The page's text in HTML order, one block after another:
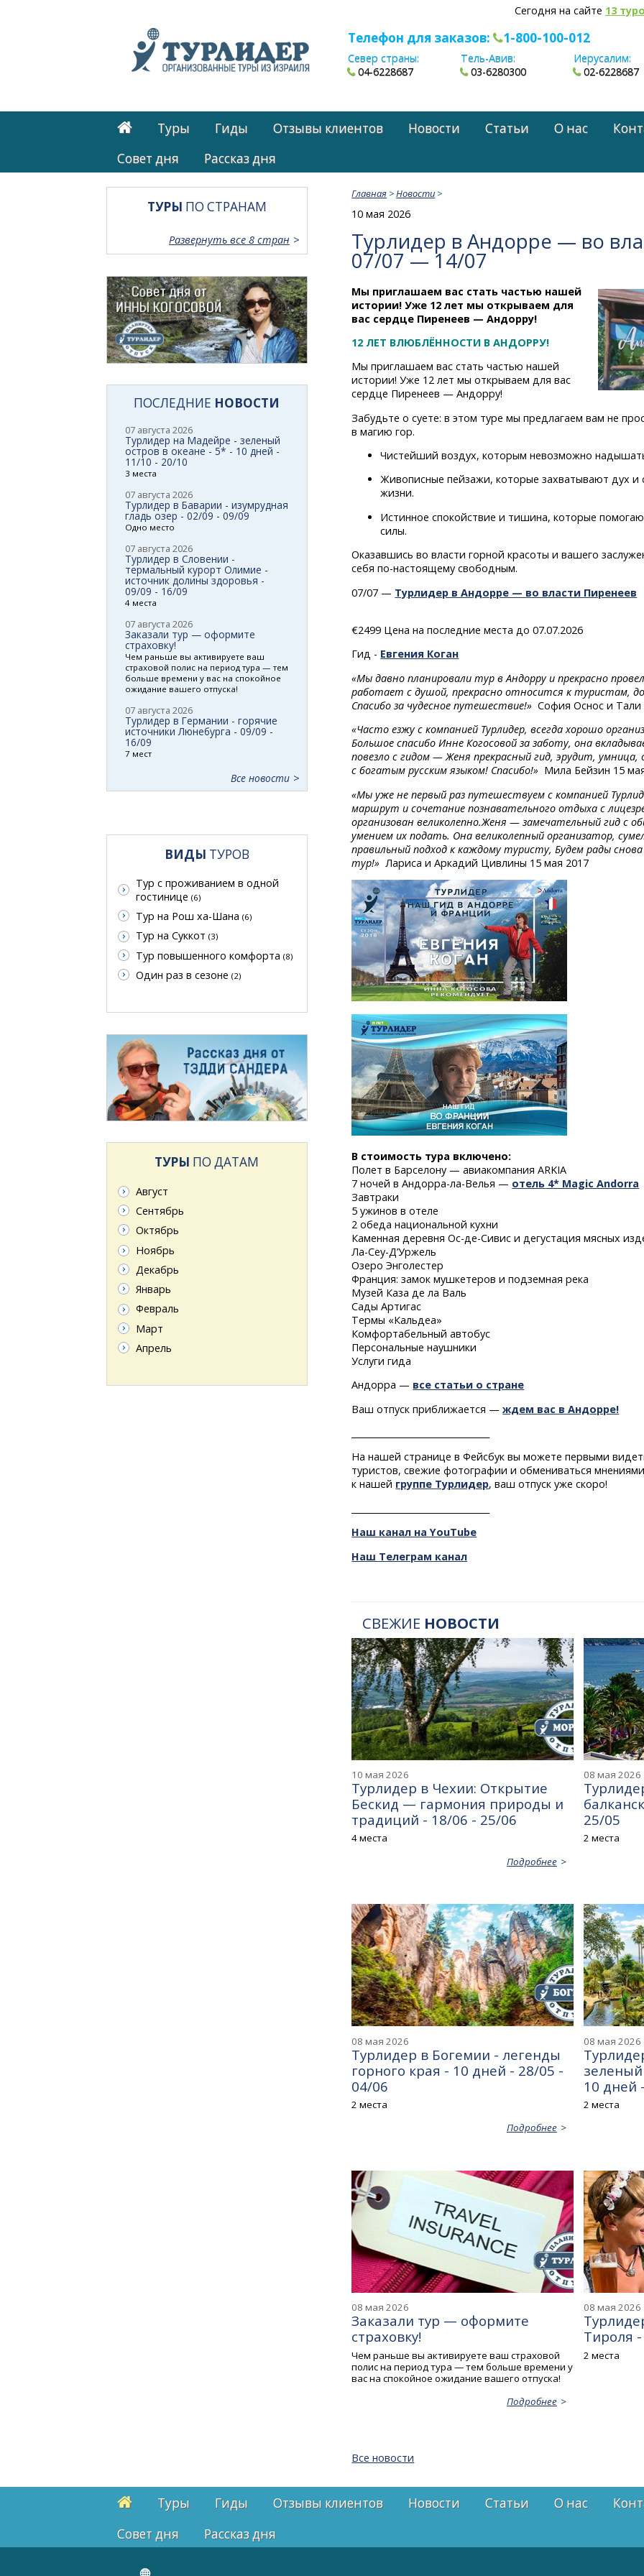
Сегодня на сайте 13
Телефон для заказов: 1-800-100-012
Север страны:
04-6228687
Тель-Авив:
03-6280300
Иерусалим:
02-6228687
Туры Гиды Отзывы клиентов Новости Статьи О нас
Cовет дня
Рассказ дня
Главная >Новости >
10 мая 2026
Турлидер в Андорре — во
07/07 — 14/07
Мы приглашаем вас стать частью нашей
истории! Уже 12 лет мы открываем для
вас сердце Пиренеев — Андорру!
12 ЛЕТ ВЛЮБЛЁННОСТИ В АНДОРРУ!
Мы приглашаем вас стать частью нашей
истории! Уже 12 лет мы открываем для вас
сердце Пиренеев — Андорру!
Забудьте о суете: в этом туре мы предлагаем вам не
в магию гор.
Чистейший воздух, которым невозможно
Живописные пейзажи, которые захватывают дух
жизни.
Истинное спокойствие и тишина, которые
силы.
Оказавшись во власти горной красоты и вашего
себяпо-настоящему свободным.
07/07 — Турлидер в Андорре — во власти Пиренеев
€2499 Цена на последние места до 07.07.2026
Гид - Евгения Коган
«Мы давно планировали тур в Андорру и прекрасно
работает с душой, прекрасно относится к туристам,
Спасибо за чудесное путешествие!» София Оснос и
«Часто езжу с компанией Турлидер, всегда хорошо
Большое спасибо Инне Когосовой за заботу, она
повезло с гидом — Женя прекрасный гид, эрудит, умница,
с богатым русским языком! Спасибо!» Мила Бейзин 15
«Мы уже не первый раз путешествуем с компанией
маршрут и сочетание познавательного отдыха с
организован великолепно.Женя — замечательный гид с
умением их подать. Она великолепный организатор,
правильный подход к каждому туристу, Будем рады
тур!» Лариса и Аркадий Цивлины 15 мая 2017
В стоимость тура включено:
Полет в Барселону — авиакомпания ARKIA
7 ночейв Андорра-ла-Велья — отель 4* Magic Andorra
Завтраки
5 ужинов в отеле
2 обеда национальной кухни
Каменная деревняОс-де-Сивис и дегустация мясных
Ла-Сеу-Д’Уржель
Озеро Энголестер
Франция: замок мушкетеров и подземная река
Музей Каза де ла Валь
Сады Артигас
Термы «Кальдеа»
Комфортабельный автобус
Персональные наушники
Услуги гида
Андорра — все статьи о стране
Ваш отпуск приближается —ждем вас в Андорре!
На нашей странице в Фейсбук вы можете первыми
туристов, свежие фотографии и обмениваться
к нашей группе Турлидер, ваш отпуск уже скоро!
Наш канал на YouTube
Наш Телеграм канал
СВЕЖИЕ НОВОСТИ
10 мая 2026
Турлидер в Чехии: Открытие
Бескид — гармония природы и
традиций - 18/06 - 25/06
4 места
Подробнее
08 мая 2026
25/05
2 места
08 мая 2026
Турлидер в Богемии - легенды
горного края - 10 дней - 28/05 -
04/06
2 места
Подробнее
08 мая 2026
10 дней
2 места
08 мая 2026
Заказали тур — оформите
страховку!
Чем раньше вы активируете ваш страховой
полис на период тура — тем больше времени у
вас на спокойное ожидание вашего отпуска!
Подробнее
08 мая 2026
Тироля
2 места
Все новости
ТУРЫ ПО СТРАНАМ
Развернуть все 8 стран
ПОСЛЕДНИЕ НОВОСТИ
07 августа 2026
Турлидер на Мадейре - зеленый
остров в океане - 5* - 10 дней -
11/10 - 20/10
3 места
07 августа 2026
Турлидер в Баварии - изумрудная
гладь озер - 02/09 - 09/09
Одно место
07 августа 2026
Турлидер в Словении -
термальный курорт Олимие -
источник долины здоровья -
09/09 - 16/09
4 места
07 августа 2026
Заказали тур — оформите
страховку!
Чем раньше вы активируете ваш
страховой полис на период тура — тем
больше времени у вас на спокойное
ожидание вашего отпуска!
07 августа 2026
Турлидер в Германии - горячие
источники Люнебурга - 09/09 -
16/09
7 мест
Все новости
ВИДЫ ТУРОВ
Тур с проживанием в одной
гостинице (6)
Тур на Рош ха-Шана (6)
Тур на Суккот (3)
Тур повышенного комфорта (8)
Один раз в сезоне (2)
ТУРЫ ПО ДАТАМ
Август
Сентябрь
Октябрь
Ноябрь
Декабрь
Январь
Февраль
Март
Апрель
Туры Гиды Отзывы клиентов Новости Статьи О нас
Cовет дня
Рассказ дня